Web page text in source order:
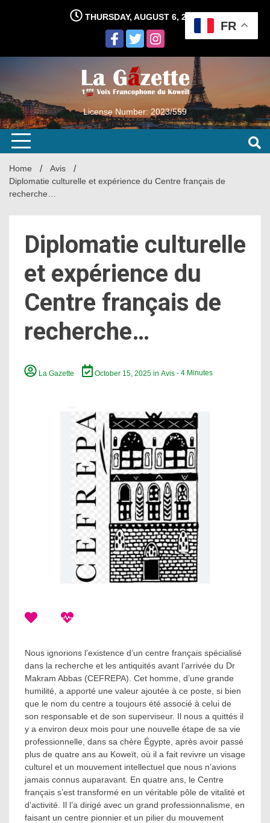
THURSDAY, AUGUST 6, 2026
License Number: 2023/559
Home
Avis
Diplomatie culturelle et expérience du Centre français de
recherche…
Diplomatie culturelle
et expérience du
Centre français de
recherche…
La Gazette October 15, 2025inAvis - 4 Minutes
Nous ignorions l’existence d’un centre français spécialisé
dans la recherche et les antiquités avant l’arrivée du Dr
Makram Abbas (CEFREPA). Cet homme, d’une grande
humilité, a apporté une valeur ajoutée à ce poste, si bien
que le nom du centre a toujours été associé à celui de
son responsable et de son superviseur. Il nous a quittés il
y a environ deux mois pour une nouvelle étape de sa vie
professionnelle, dans sa chère Égypte, après avoir passé
plus de quatre ans au Koweït, où il a fait revivre un visage
culturel et un mouvement intellectuel que nous n’avions
jamais connus auparavant. En quatre ans, le Centre
français s’est transformé en un véritable pôle de vitalité et
d’activité. Il l’a dirigé avec un grand professionnalisme, en
faisant un centre pionnier et un pilier du mouvement
FR